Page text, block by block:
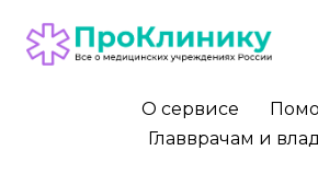
О сервисе
Главврачам и